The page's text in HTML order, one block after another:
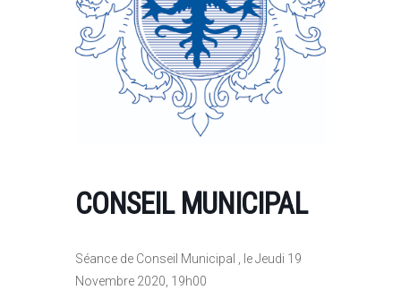
CONSEIL MUNICIPAL
Séance de Conseil Municipal , le Jeudi 19
Novembre 2020, 19h00